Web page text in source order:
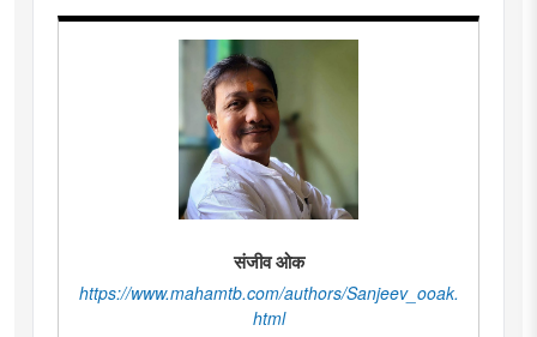
संजीव ओक
https://www.mahamtb.com/authors/Sanjeev_ooak.
html